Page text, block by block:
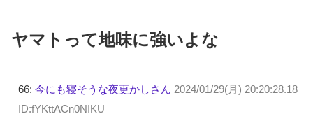
ヤマトって地味に強いよな
66: 今にも寝そうな夜更かしさん 2024/01/29(月) 20:20:28.18
ID:fYKttACn0NIKU